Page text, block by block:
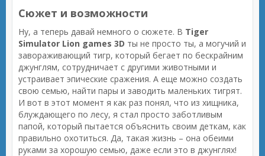
Сюжет и возможности
Ну, а теперь давай немного о сюжете. В Tiger
Simulator Lion games 3D ты не просто ты, а могучий и
завораживающий тигр, который бегает по бескрайним
джунглям, сотрудничает с другими животными и
устраивает эпические сражения. А еще можно создать
свою семью, найти пары и заводить маленьких тигрят.
И вот в этот момент я как раз понял, что из хищника,
блуждающего по лесу, я стал просто заботливым
папой, который пытается объяснить своим деткам, как
правильно охотиться. Да, такая жизнь – она обеими
руками за хорошую семью, даже если это в джунглях!